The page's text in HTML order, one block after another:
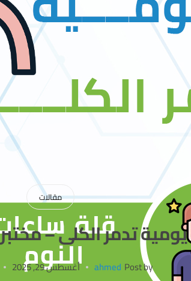
مقالات
تدمر الكلى –
Post by
ahmed أغسطس 29, 2025